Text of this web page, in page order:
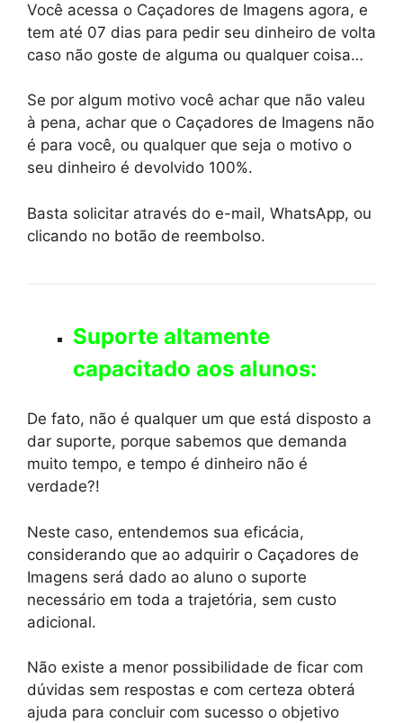
Você acessa o Caçadores de Imagens agora, e
tem até 07 dias para pedir seu dinheiro de volta
caso não goste de alguma ou qualquer coisa…
Se por algum motivo você achar que não valeu
à pena, achar que o Caçadores de Imagens não
é para você, ou qualquer que seja o motivo o
seu dinheiro é devolvido 100%.
Basta solicitar através do e-mail, WhatsApp, ou
clicando no botão de reembolso.
Suporte altamente
capacitado aos alunos:
De fato, não é qualquer um que está disposto a
dar suporte, porque sabemos que demanda
muito tempo, e tempo é dinheiro não é
verdade?!
Neste caso, entendemos sua eficácia,
considerando que ao adquirir o Caçadores de
Imagens será dado ao aluno o suporte
necessário em toda a trajetória, sem custo
adicional.
Não existe a menor possibilidade de ficar com
dúvidas sem respostas e com certeza obterá
ajuda para concluir com sucesso o objetivo